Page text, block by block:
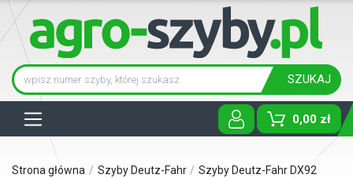
SZUKAJ
0,00 zł
Strona główna Szyby Deutz-Fahr
Szyby Deutz-Fahr DX92